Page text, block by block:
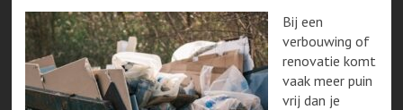
Bij een
verbouwing of
renovatie komt
vaak meer puin
vrij dan je